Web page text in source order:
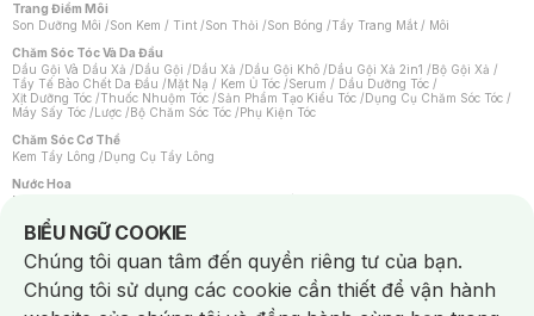
Trang Điểm Môi
Son Dưỡng Môi /Son Kem / Tint /Son Thỏi /Son Bóng /Tẩy Trang Mắt / Môi
Chăm Sóc Tóc Và Da Đầu
Dầu Gội Và Dầu Xả /Dầu Gội /Dầu Xả /Dầu Gội Khô /Dầu Gội Xả 2in1 /Bộ Gội Xả /
Tẩy Tế Bào Chết Da Đầu /Mặt Nạ / Kem Ủ Tóc /Serum / Dầu Dưỡng Tóc /
Xịt Dưỡng Tóc /Thuốc Nhuộm Tóc /Sản Phẩm Tạo Kiểu Tóc /Dụng Cụ Chăm Sóc Tóc /
Máy Sấy Tóc /Lược /Bộ Chăm Sóc Tóc /Phụ Kiện Tóc
Chăm Sóc Cơ Thể
Kem Tẩy Lông /Dụng Cụ Tẩy Lông
Nước Hoa
Nước Hoa Nữ
Chăm Sóc Cá Nhân
Chống Muỗi /Khẩu Trang /Máy Massage/Mặt Nạ Xông Hơi /Nước Rửa Tay/
Sản Phẩm Chăm Sóc Khác /Bàn Chải Đánh Răng /Bàn Chải Điện/
Hỗ Trợ Trắng Răng/Kem Đánh Răng /Máy Tăm Nước/ Nước Súc Miệng/
Tăm / Chỉ Nha Khoa/ Xịt Thơm Miệng / Dung Dịch Vệ Sinh/Dưỡng Vùng Kín/
BIỂU NGỮ COOKIE
Notice about cookies usage
Chúng tôi quan tâm đến quyền riêng tư của bạn.
Chúng tôi sử dụng các cookie cần thiết để vận hành